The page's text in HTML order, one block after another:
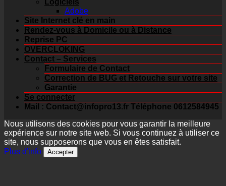
Adobe
Site Internet clé en main
Rendez-vous à Domicile ou à Distance
Reprise PC
OVERCLOKING
Contact – Services
Formulaire de Contact
Correction de BUG et Retouche sur votre site
Garantie
Se connecter
Mail : Contact@infopro13.fr Téléphone 0612584945
Nous utilisons des cookies pour vous garantir la meilleure
expérience sur notre site web. Si vous continuez à utiliser ce
site, nous supposerons que vous en êtes satisfait.
Plus d'info
Accepter